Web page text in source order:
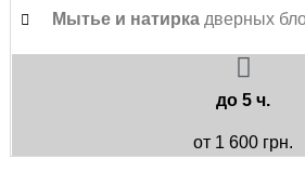
Мытье и натирка дверных
до 5 ч.
от 1 600 грн.